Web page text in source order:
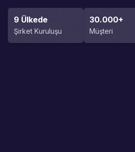
Destek:0 (850) 255 08 26
9 Ülkede
Şirket Kuruluşu
30.000+
Müşteri